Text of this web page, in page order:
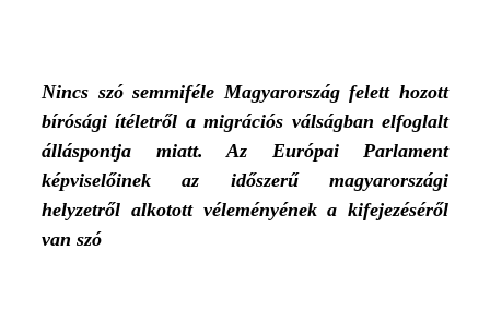
Nincs szó semmiféle Magyarország felett hozott
bírósági ítéletről a migrációs válságban elfoglalt
álláspontja miatt. Az Európai Parlament
képviselőinek az időszerű magyarországi
helyzetről alkotott véleményének a kifejezéséről
van szó